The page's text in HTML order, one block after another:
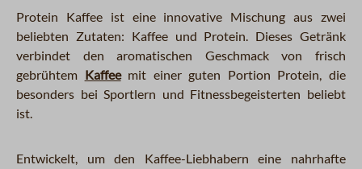
Protein Kaffee ist eine innovative Mischung aus zwei
beliebten Zutaten: Kaffee und Protein. Dieses Getränk
verbindet den aromatischen Geschmack von frisch
gebrühtem Kaffeemit einer guten Portion Protein, die
besonders bei Sportlern und Fitnessbegeisterten beliebt
ist.
Entwickelt, um den Kaffee-Liebhabern eine nahrhafte